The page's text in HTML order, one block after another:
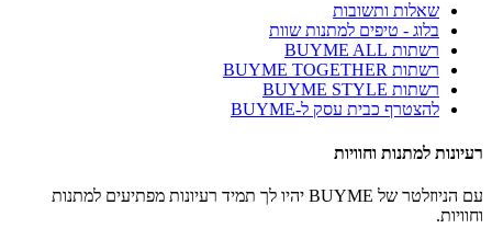
שאלות ותשובות
בלוג - טיפים למתנות שוות
רשתות BUYME ALL
רשתות BUYME TOGETHER
רשתות BUYME STYLE
להצטרף כבית עסק ל-BUYME
רעיונות למתנות וחוויות
עם הניוזלטר של BUYME יהיו לך תמיד רעיונות מפתיעים למתנות
וחוויות.